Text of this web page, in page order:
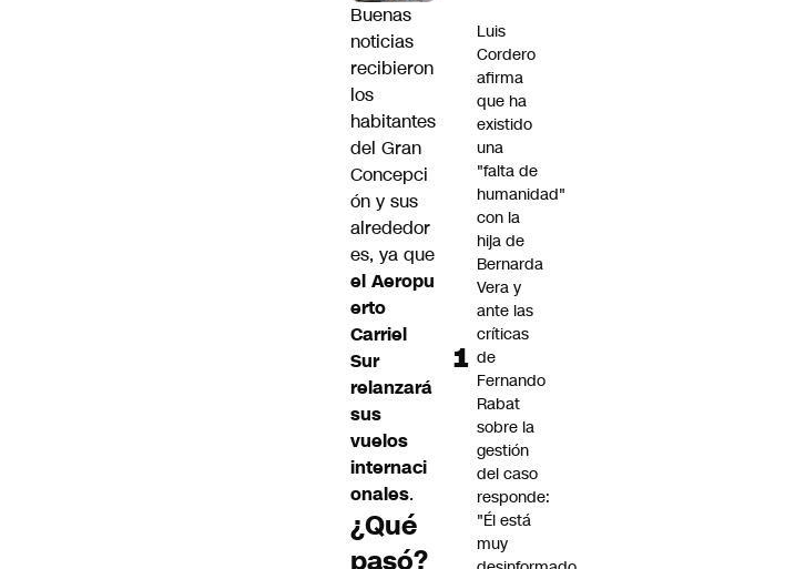
Buenas
noticias
recibieron
los
habitantes
del Gran
Concepci
ón y sus
alrededor
es, ya que
el Aeropu
erto
Carriel
Sur
relanzará
sus
vuelos
internaci
onales.
¿Qué
pasó?
Luis
Cordero
afirma
que ha
existido
una
"falta de
humanidad"
con la
hija de
Bernarda
Vera y
ante las
críticas
de
Fernando
Rabat
sobre la
gestión
del caso
responde:
"Él está
muy